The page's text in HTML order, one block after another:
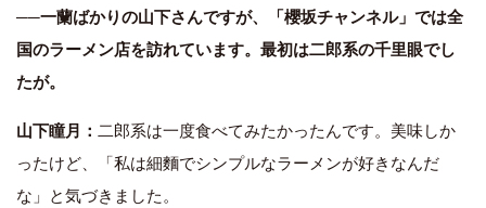
──一蘭ばかりの山下さんですが、「櫻坂チャンネル」では全
国のラーメン店を訪れています。最初は二郎系の千里眼でし
たが。
山下瞳月： 二郎系は一度食べてみたかったんです。美味しか
ったけど、「私は細麵でシンプルなラーメンが好きなんだ
な」と気づきました。